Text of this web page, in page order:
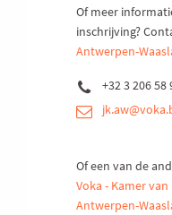
Of meer
inschrijving?
Antwerpen-
+32 3 206 58
Of een van de
Voka - Kamer
Antwerpen-